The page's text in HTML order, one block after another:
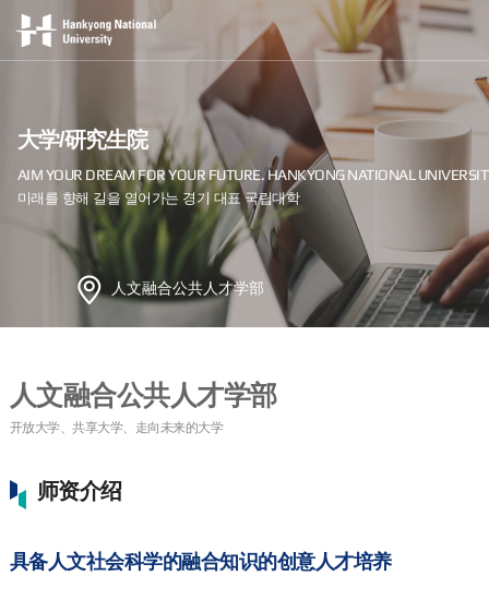
大学/研究生院
人文融合公共人才学部
人文融合公共人才学部
师资介绍
具备人文社会科学的融合知识的创意人才培养